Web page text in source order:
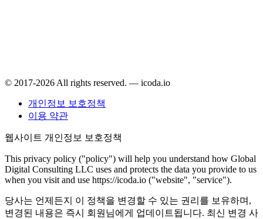
© 2017-2026 All rights reserved. — icoda.io
개인정보 보호정책
이용 약관
웹사이트 개인정보 보호정책
This privacy policy ("policy") will help you understand how Global
Digital Consulting LLC uses and protects the data you provide to us
when you visit and use https://icoda.io ("website", "service").
당사는 언제든지 이 정책을 변경할 수 있는 권리를 보유하며,
변경된 내용은 즉시 회원님에게 업데이트됩니다. 최신 변경 사